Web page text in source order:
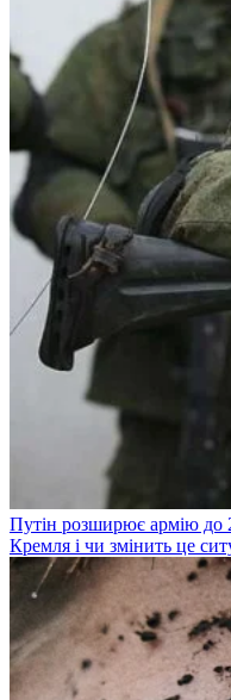
Путін розширює армію до
Кремля і чи змінить це